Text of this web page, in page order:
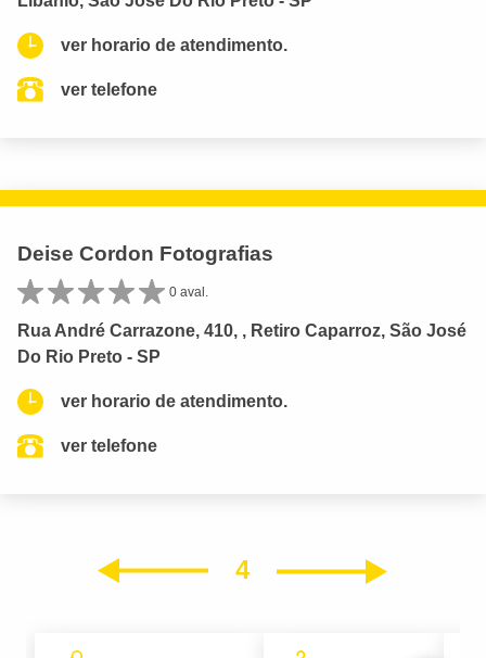
ver horario de atendimento.
ver telefone
Deise Cordon Fotografias
0 aval.
Rua André Carrazone, 410, , Retiro Caparroz, São José
Do Rio Preto - SP
ver horario de atendimento.
ver telefone
4